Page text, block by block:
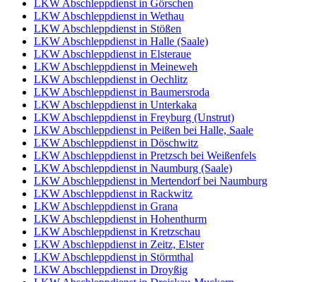
LKW Abschleppdienst in Görschen
LKW Abschleppdienst in Wethau
LKW Abschleppdienst in Stößen
LKW Abschleppdienst in Halle (Saale)
LKW Abschleppdienst in Elsteraue
LKW Abschleppdienst in Meineweh
LKW Abschleppdienst in Oechlitz
LKW Abschleppdienst in Baumersroda
LKW Abschleppdienst in Unterkaka
LKW Abschleppdienst in Freyburg (Unstrut)
LKW Abschleppdienst in Peißen bei Halle, Saale
LKW Abschleppdienst in Döschwitz
LKW Abschleppdienst in Pretzsch bei Weißenfels
LKW Abschleppdienst in Naumburg (Saale)
LKW Abschleppdienst in Mertendorf bei Naumburg
LKW Abschleppdienst in Rackwitz
LKW Abschleppdienst in Grana
LKW Abschleppdienst in Hohenthurm
LKW Abschleppdienst in Kretzschau
LKW Abschleppdienst in Zeitz, Elster
LKW Abschleppdienst in Störmthal
LKW Abschleppdienst in Droyßig